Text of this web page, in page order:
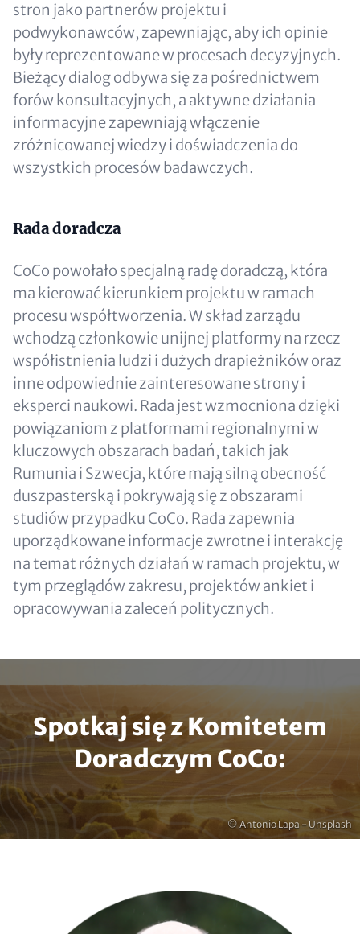
stron jako partnerów projektu i
podwykonawców, zapewniając, aby ich opinie
były reprezentowane w procesach decyzyjnych.
Bieżący dialog odbywa się za pośrednictwem
forów konsultacyjnych, a aktywne działania
informacyjne zapewniają włączenie
zróżnicowanej wiedzy i doświadczenia do
wszystkich procesów badawczych.
Content
Rada doradcza
CoCo powołało specjalną radę doradczą, która
ma kierować kierunkiem projektu w ramach
procesu współtworzenia. W skład zarządu
wchodzą członkowie unijnej platformy na rzecz
współistnienia ludzi i dużych drapieżników oraz
inne odpowiednie zainteresowane strony i
eksperci naukowi. Rada jest wzmocniona dzięki
powiązaniom z platformami regionalnymi w
kluczowych obszarach badań, takich jak
Rumunia i Szwecja, które mają silną obecność
duszpasterską i pokrywają się z obszarami
studiów przypadku CoCo. Rada zapewnia
uporządkowane informacje zwrotne i interakcję
na temat różnych działań w ramach projektu, w
tym przeglądów zakresu, projektów ankiet i
opracowywania zaleceń politycznych.
Spotkaj się z Komitetem
Doradczym CoCo:
Prawa
© Antonio Lapa - Unsplash